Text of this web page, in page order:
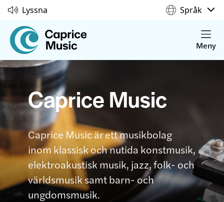
Lyssna Språk
Meny
Caprice Music
Caprice Music är ett musikbolag
inom klassisk och nutida konstmusik,
elektroakustisk musik, jazz, folk- och
världsmusik samt barn- och
ungdomsmusik.